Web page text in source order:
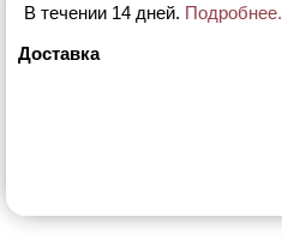
В течении 14 дней. Подробнее.
Доставка